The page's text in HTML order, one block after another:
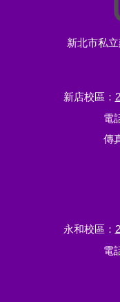
新北市私
新店校區：
電
傳
永和校區：
電